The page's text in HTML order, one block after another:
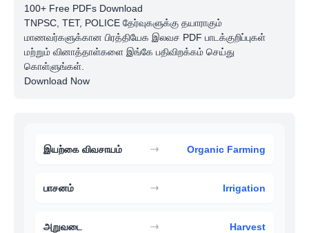
100+ Free PDFs Download
TNPSC, TET, POLICE தேர்வுகளுக்கு தயாராகும்
மாணவர்களுக்கான பிரத்தியேக இலவச PDF பாடக்குறிப்புகள்
மற்றும் வினாத்தாள்களை இங்கே பதிவிறக்கம் செய்து
கொள்ளுங்கள்.
Download Now
இயற்கை விவசாயம் Organic Farming
பாசனம் Irrigation
அறுவடை Harvest